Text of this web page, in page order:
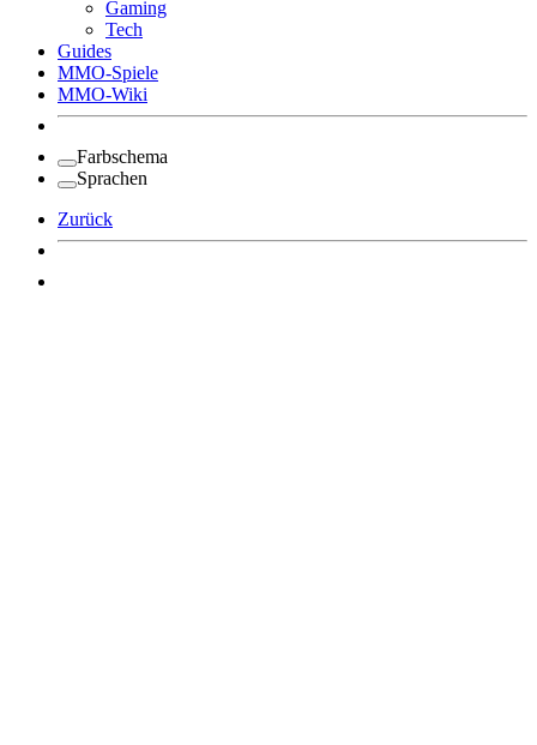
Gaming
Tech
Guides
MMO-Spiele
MMO-Wiki
Farbschema
Sprachen
Zurück